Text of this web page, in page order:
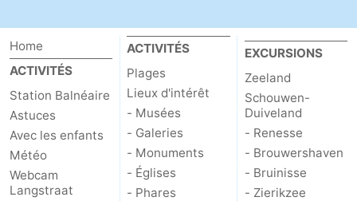
Home
ACTIVITÉS
Station Balnéaire
Astuces
Avec les enfants
Météo
Webcam
Langstraat
ACTIVITÉS
Plages
Lieux d'intérêt
- Musées
- Galeries
- Monuments
- Églises
- Phares
EXCURSIONS
Zeeland
Schouwen-
Duiveland
- Renesse
- Brouwershaven
- Bruinisse
- Zierikzee